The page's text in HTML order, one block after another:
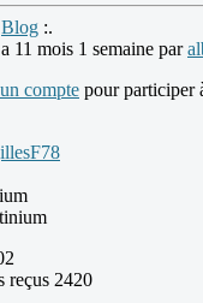
Blog :.
11 mois 1 semaine par
compte pour participer
reçus 2420